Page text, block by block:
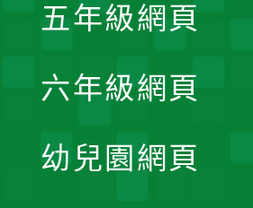
五年級網頁
六年級網頁
幼兒園網頁